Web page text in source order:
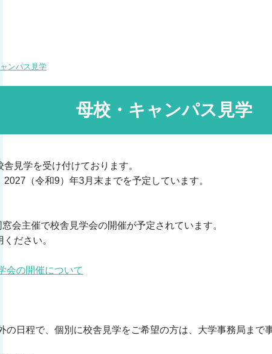
ンパス見学
母校・キャンパス見学
見学を受け付けております。
（令和9）年3月末までを予定しています。
会主催で校舎見学会の開催が予定されています。
ださい。
会の開催について
日程で、個別に校舎見学をご希望の方は、大学事務局まで